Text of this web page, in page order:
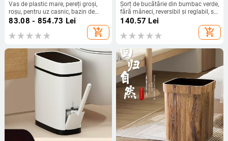
Vas de plastic mare, pereți groși,
roșu, pentru uz casnic, bazin de
baie pentru adulți și copii
83.08 - 854.73 Lei
add_shopping_cart
Șorț de bucătărie din bumbac verde,
fără mâneci, reversibil și reglabil, stil
pastoral pentru gătit și coacere
140.57 Lei
add_shopping_cart